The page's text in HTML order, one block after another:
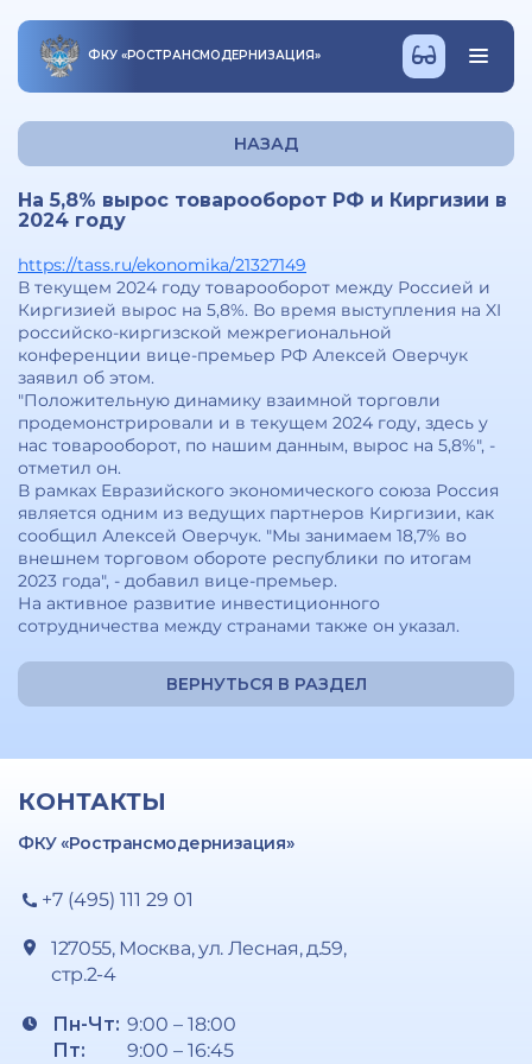
ФКУ «РОСТРАНСМОДЕРНИЗАЦИЯ»
НАЗАД
На 5,8% вырос товарооборот РФ и Киргизии в
2024 году
https://tass.ru/ekonomika/21327149
В текущем 2024 году товарооборот между Россией и
Киргизией вырос на 5,8%. Во время выступления на XI
российско-киргизской межрегиональной
конференции вице-премьер РФ Алексей Оверчук
заявил об этом.
"Положительную динамику взаимной торговли
продемонстрировали и в текущем 2024 году, здесь у
нас товарооборот, по нашим данным, вырос на 5,8%", -
отметил он.
В рамках Евразийского экономического союза Россия
является одним из ведущих партнеров Киргизии, как
сообщил Алексей Оверчук. "Мы занимаем 18,7% во
внешнем торговом обороте республики по итогам
2023 года", - добавил вице-премьер.
На активное развитие инвестиционного
сотрудничества между странами также он указал.
ВЕРНУТЬСЯ В РАЗДЕЛ
КОНТАКТЫ
ФКУ «Ространсмодернизация»
+7 (495) 111 29 01
127055, Москва, ул. Лесная, д.59,
стр.2-4
Пн-Чт:
Пт:
9:00 – 18:00
9:00 – 16:45